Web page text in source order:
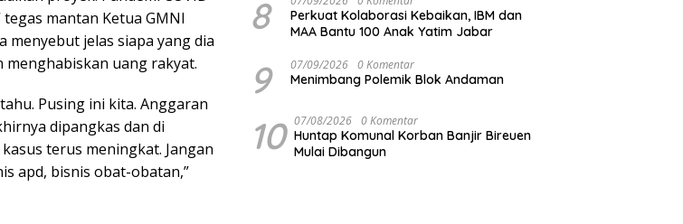
mantan Ketua GMNI
menyebut jelas siapa yang dia
menghabiskan uang rakyat.
Pusing ini kita. Anggaran
dipangkas dan di
terus meningkat. Jangan
apd, bisnis obat-obatan,”
8
Perkuat Kolaborasi Kebaikan, IBM dan
MAA Bantu 100 Anak Yatim Jabar
9 07/09/2026 0 Komentar
Menimbang Polemik Blok Andaman
10 07/08/2026 0 Komentar
Huntap Komunal Korban Banjir Bireuen
Mulai Dibangun